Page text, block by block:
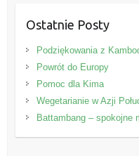
Ostatnie Posty
Podziękowania z
Powrót do Europy
Pomoc dla Kima
Wegetarianie w Azji
Battambang – spokojne